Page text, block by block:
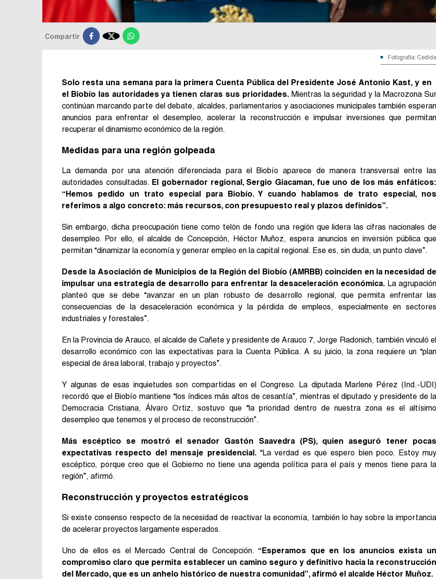
Compartir 
Fotografía: Cedida
Solo resta una semana para la primera Cuenta Pública del Presidente José Antonio Kast, y en
el Biobío las autoridades ya tienen claras sus prioridades.Mientras la seguridad y la Macrozona Sur
continúan marcando parte del debate, alcaldes, parlamentarios y asociaciones municipales también esperan
anuncios para enfrentar el desempleo, acelerar la reconstrucción e impulsar inversiones que permitan
recuperar el dinamismo económico de la región.
Medidas para una región golpeada
La demanda por una atención diferenciada para el Biobío aparece de manera transversal entre las
autoridades consultadas. El gobernador regional, Sergio Giacaman, fue uno de los más enfáticos:
“Hemos pedido un trato especial para Biobío. Y cuando hablamos de trato especial, nos
referimos a algo concreto: más recursos, con presupuesto real y plazos definidos”.
Sin embargo, dicha preocupación tiene como telón de fondo una región que lidera las cifras nacionales de
desempleo. Por ello, el alcalde de Concepción, Héctor Muñoz, espera anuncios en inversión pública que
permitan “dinamizar la economía y generar empleo en la capital regional. Ese es, sin duda, un punto clave”.
Desde la Asociación de Municipios de la Región del Biobío (AMRBB) coinciden en la necesidad de
impulsar una estrategia de desarrollo para enfrentar la desaceleración económica. La agrupación
planteó que se debe “avanzar en un plan robusto de desarrollo regional, que permita enfrentar las
consecuencias de la desaceleración económica y la pérdida de empleos, especialmente en sectores
industriales y forestales”.
En la Provincia de Arauco, el alcalde de Cañete y presidente de Arauco 7, Jorge Radonich, también vinculó el
desarrollo económico con las expectativas para la Cuenta Pública. A su juicio, la zona requiere un “plan
especial de área laboral, trabajo y proyectos”.
Y algunas de esas inquietudes son compartidas en el Congreso. La diputada Marlene Pérez (Ind.-UDI)
recordó que el Biobío mantiene “los índices más altos de cesantía”, mientras el diputado y presidente de la
Democracia Cristiana, Álvaro Ortiz, sostuvo que “la prioridad dentro de nuestra zona es el altísimo
desempleo que tenemos y el proceso de reconstrucción”.
Más escéptico se mostró el senador Gastón Saavedra (PS), quien aseguró tener pocas
expectativas respecto del mensaje presidencial.“La verdad es que espero bien poco. Estoy muy
escéptico, porque creo que el Gobierno no tiene una agenda política para el país y menos tiene para la
región”, afirmó.
Reconstrucción y proyectos estratégicos
Si existe consenso respecto de la necesidad de reactivar la economía, también lo hay sobre la importancia
de acelerar proyectos largamente esperados.
Uno de ellos es el Mercado Central de Concepción. “Esperamos que en los anuncios exista un
compromiso claro que permita establecer un camino seguro y definitivo hacia la reconstrucción
del Mercado, que es un anhelo histórico de nuestra comunidad”, afirmó el alcalde Héctor Muñoz.